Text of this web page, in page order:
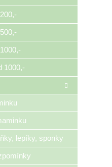
1000,-
lepíky, sponky